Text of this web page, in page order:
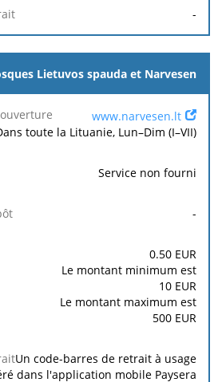
-
Lietuvos spauda et Narvesen
www.narvesen.lt
toute la Lituanie, Lun–Dim (I–VII)
Service non fourni
-
0.50 EUR
Le montant minimum est
10 EUR
Le montant maximum est
500 EUR
Un code-barres de retrait à usage
dans l'application mobile Paysera